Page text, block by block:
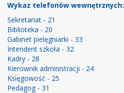
Wykaz telefonów wewnętrznych:
Sekretariat - 21
Biblioteka - 20
Gabinet pielęgniarki - 33
Intendent szkoła - 32
Kadry - 28
Kierownik administracji - 24
Księgowość - 25
Pedagog - 31